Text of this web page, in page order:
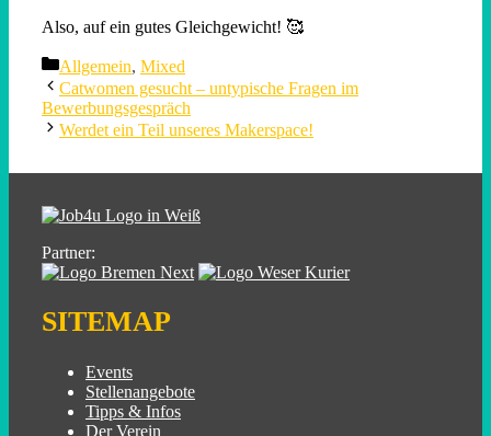
Also, auf ein gutes Gleichgewicht! 🥰
Categories
Allgemein, Mixed
Catwomen gesucht – untypische Fragen im
Bewerbungsgespräch
Werdet ein Teil unseres Makerspace!
Partner:
SITEMAP
Events
Stellenangebote
Tipps & Infos
Der Verein